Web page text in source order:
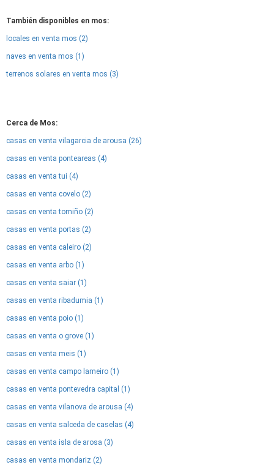
También disponibles en mos:
locales en venta mos (2)
naves en venta mos (1)
terrenos solares en venta mos (3)
Cerca de Mos:
casas en venta vilagarcia de arousa (26)
casas en venta ponteareas (4)
casas en venta tui (4)
casas en venta covelo (2)
casas en venta tomiño (2)
casas en venta portas (2)
casas en venta caleiro (2)
casas en venta arbo (1)
casas en venta saiar (1)
casas en venta ribadumia (1)
casas en venta poio (1)
casas en venta o grove (1)
casas en venta meis (1)
casas en venta campo lameiro (1)
casas en venta pontevedra capital (1)
casas en venta vilanova de arousa (4)
casas en venta salceda de caselas (4)
casas en venta isla de arosa (3)
casas en venta mondariz (2)